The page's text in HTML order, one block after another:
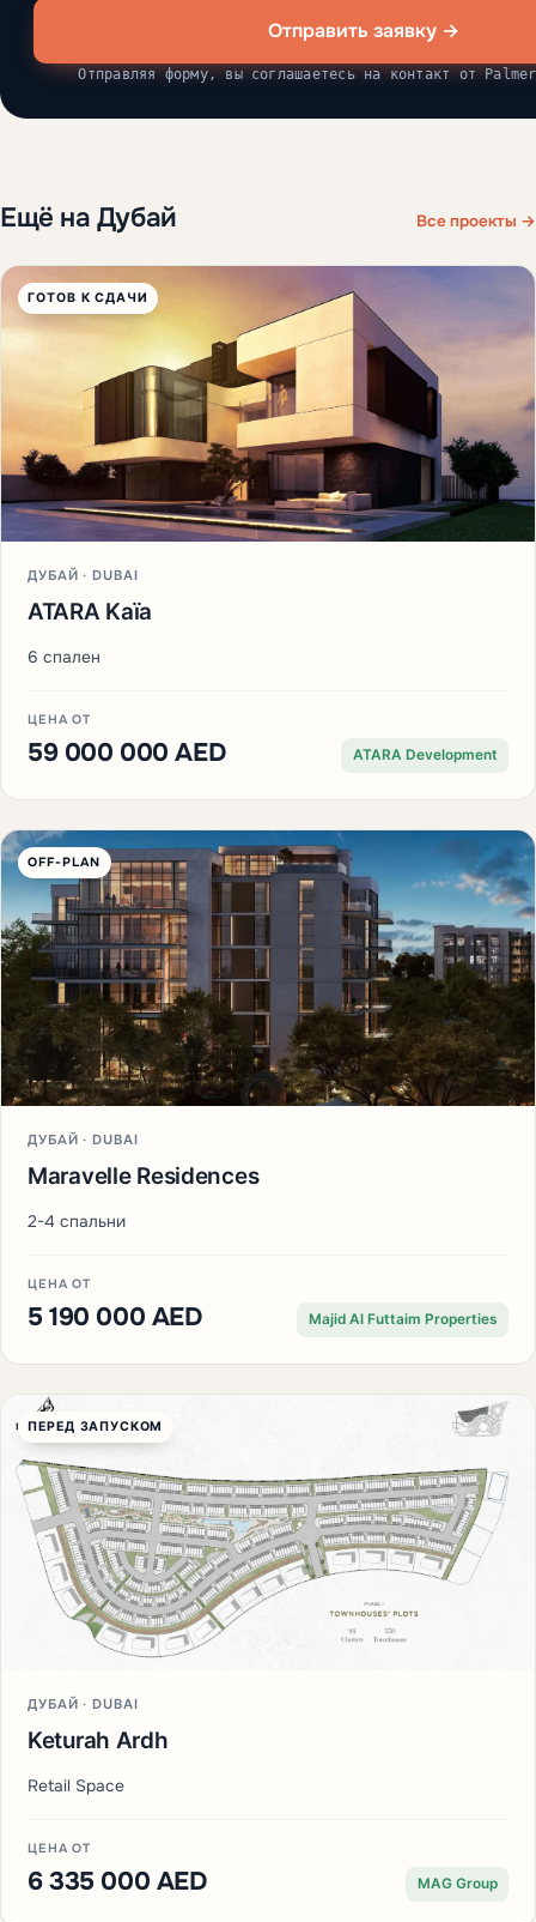
Отправить заявку →
Отправляя форму, вы соглашаетесь на контакт от
Ещё на Дубай Все проекты →
ГОТОВ К СДАЧИ
ДУБАЙ · DUBAI
ATARA Kaïa
6 спален
ЦЕНА ОТ
59 000 000 AED ATARA Development
OFF-PLAN
ДУБАЙ · DUBAI
Maravelle Residences
2-4 спальни
ЦЕНА ОТ
5 190 000 AED Majid Al Futtaim Properties
ПЕРЕД ЗАПУСКОМ
ДУБАЙ · DUBAI
Keturah Ardh
Retail Space
ЦЕНА ОТ
6 335 000 AED MAG Group